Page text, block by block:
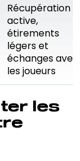
Récupération
active,
étirements
légers et
échanges avec
les joueurs
les